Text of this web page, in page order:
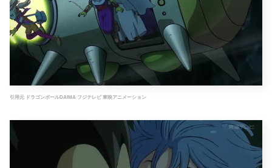
引用元 ドラゴンボールDAIMA フジテレビ 東映アニメーション